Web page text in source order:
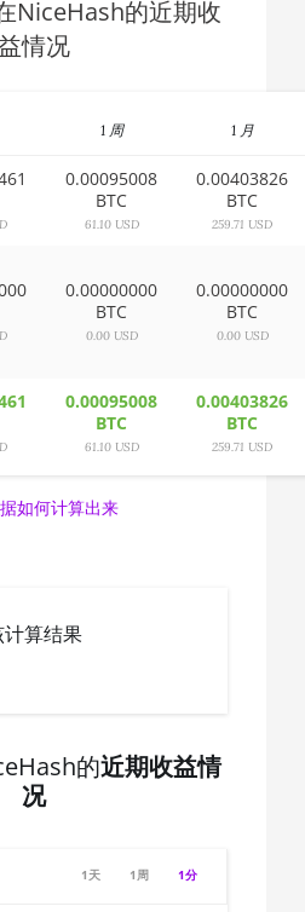
3600X
3600XT
3800XT
5800X3D
3900XT
NiceHash的近期收
情况
1 周 1 月
0.00095008
BTC
61.10 USD
0.00403826
BTC
259.71 USD
0.00000000
BTC
0.00 USD
0.00000000
BTC
0.00 USD
0.00095008
BTC
61.10 USD
0.00403826
BTC
259.71 USD
如何计算出来
算结果
的近期收益情
况
1天 1周 1分